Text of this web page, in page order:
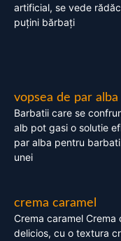
artificial, se vede
puțini bărbați
vopsea de par
Barbatii care se
alb pot gasi o solutie
par alba pentru
unei
crema caramel
Crema caramel
delicios, cu o textura